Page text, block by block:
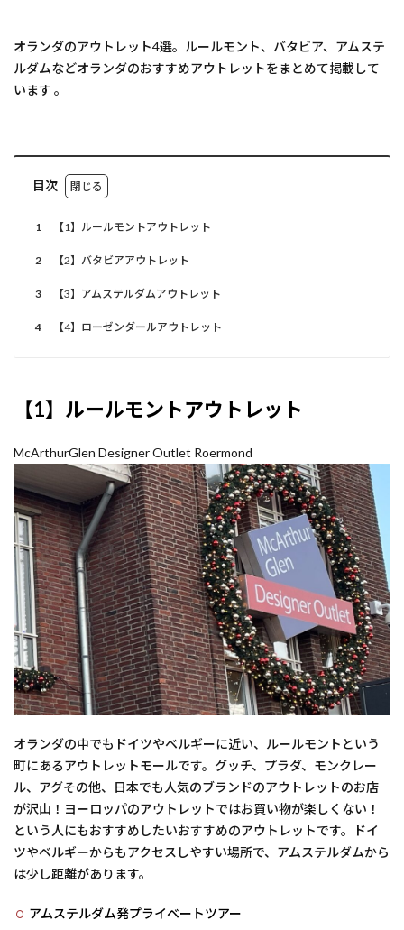
オランダのアウトレット4選。ルールモント、バタビア、アムステ
ルダムなどオランダのおすすめアウトレットをまとめて掲載して
います 。
目次
1 【1】ルールモントアウトレット
2 【2】バタビアアウトレット
3 【3】アムステルダムアウトレット
4 【4】ローゼンダールアウトレット
【1】ルールモントアウトレット
McArthurGlen Designer Outlet Roermond
オランダの中でもドイツやベルギーに近い、ルールモントという
町にあるアウトレットモールです。グッチ、プラダ、モンクレー
ル、アグその他、日本でも人気のブランドのアウトレットのお店
が沢山！ヨーロッパのアウトレットではお買い物が楽しくない！
という人にもおすすめしたいおすすめのアウトレットです。ドイ
ツやベルギーからもアクセスしやすい場所で、アムステルダムから
は少し距離があります。
アムステルダム発プライベートツアー